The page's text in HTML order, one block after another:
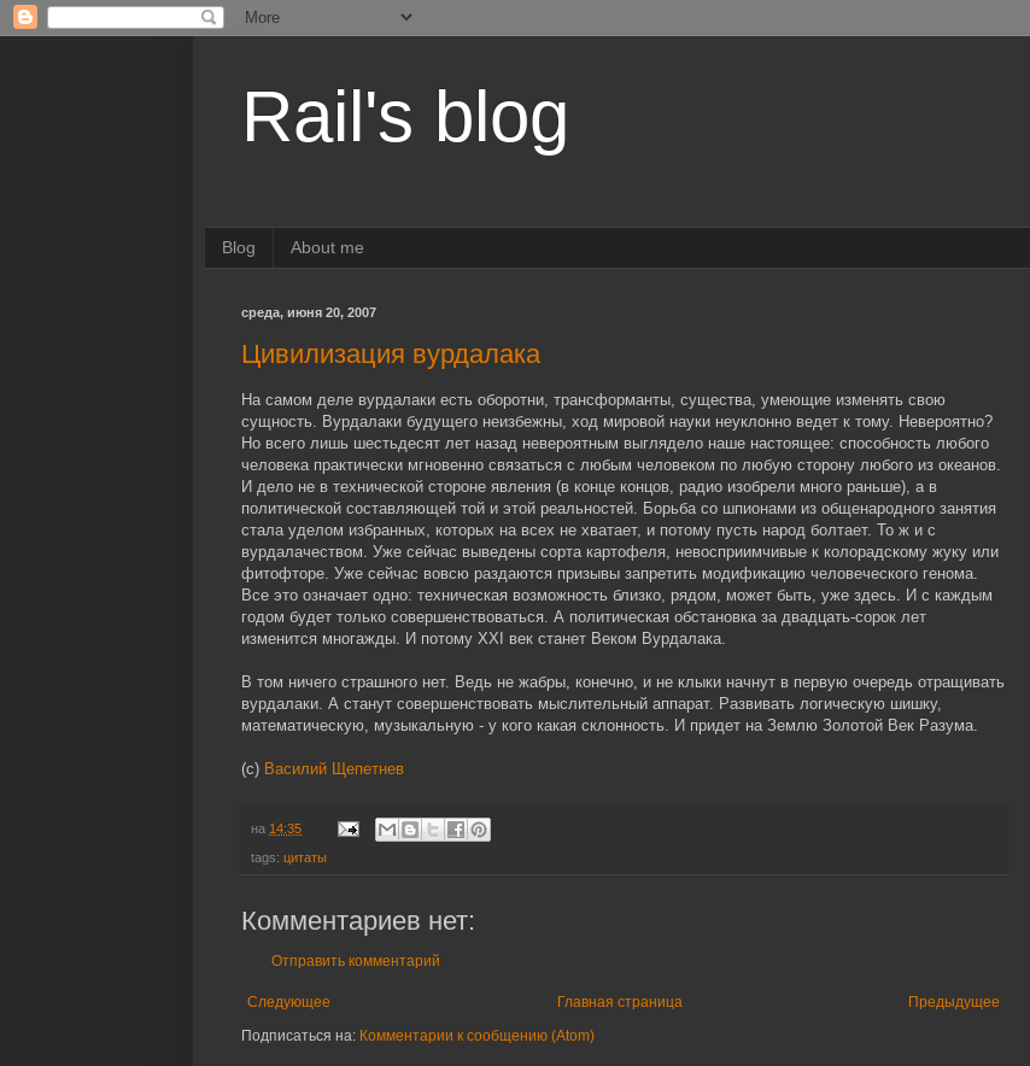
Rail's blog
Blog About me
среда, июня 20, 2007
Цивилизация вурдалака
На самом деле вурдалаки есть оборотни, трансформанты, существа, умеющие изменять свою
сущность. Вурдалаки будущего неизбежны, ход мировой науки неуклонно ведет к тому. Невероятно?
Но всего лишь шестьдесят лет назад невероятным выглядело наше настоящее: способность любого
человека практически мгновенно связаться с любым человеком по любую сторону любого из океанов.
И дело не в технической стороне явления (в конце концов, радио изобрели много раньше), а в
политической составляющей той и этой реальностей. Борьба со шпионами из общенародного занятия
стала уделом избранных, которых на всех не хватает, и потому пусть народ болтает. То ж и с
вурдалачеством. Уже сейчас выведены сорта картофеля, невосприимчивые к колорадскому жуку или
фитофторе. Уже сейчас вовсю раздаются призывы запретить модификацию человеческого генома.
Все это означает одно: техническая возможность близко, рядом, может быть, уже здесь. И с каждым
годом будет только совершенствоваться. А политическая обстановка за двадцать-сорок лет
изменится многажды. И потому XXI век станет Веком Вурдалака.
В том ничего страшного нет. Ведь не жабры, конечно, и не клыки начнут в первую очередь отращивать
вурдалаки. А станут совершенствовать мыслительный аппарат. Развивать логическую шишку,
математическую, музыкальную - у кого какая склонность. И придет на Землю Золотой Век Разума.
(c) Василий Щепетнев
на 14:35
tags: цитаты
Комментариев нет:
Отправить комментарий
Следующее Предыдущее
Главная страница
Подписаться на: Комментарии к сообщению (Atom)